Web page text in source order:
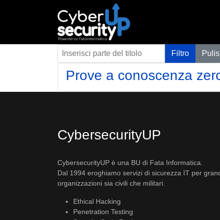
Inserisci parte del titolo Filtro
Prove a conoscenza
CybersecurityUP
CybersecurityUP è una BU di Fata Informatica.
Dal 1994 eroghiamo servizi di sicurezza IT per
organizzazioni sia civili che militari.
Ethical Hacking
Penetration Testing